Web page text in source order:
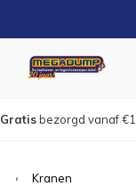
Gratisbezorgd vanaf
Kranen